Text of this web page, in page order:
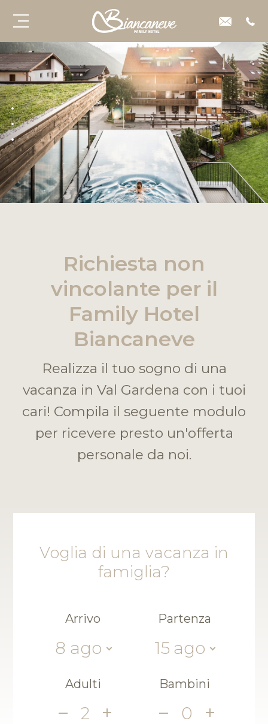
Richiesta non
vincolante per il
Family Hotel
Biancaneve
Realizza il tuo sogno di una
vacanza in Val Gardena con i tuoi
cari! Compila il seguente modulo
per ricevere presto un'offerta
personale da noi.
Voglia di una vacanza in
famiglia?
Arrivo
8 ago
Partenza
15 ago
Adulti
2
Bambini
0